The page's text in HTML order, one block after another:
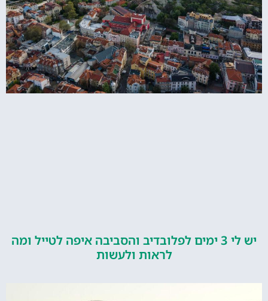
יש לי 3 ימים לפלובדיב והסביבה איפה לטייל ומה
לראות ולעשות